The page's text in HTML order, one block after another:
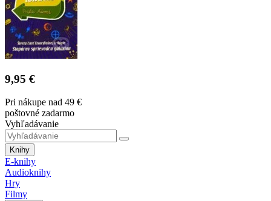
9,95 €
Pri nákupe nad 49 €
poštovné zadarmo
Vyhľadávanie
Knihy
E-knihy
Audioknihy
Hry
Filmy